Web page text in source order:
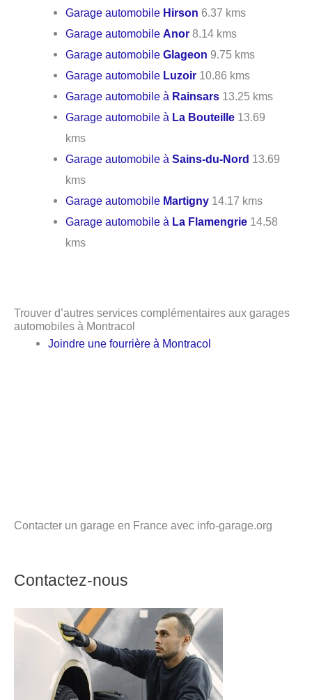
Garage automobile Hirson 6.37 kms
Garage automobileAnor 8.14 kms
Garage automobileGlageon 9.75 kms
Garage automobile Luzoir 10.86 kms
Garage automobile à Rainsars 13.25 kms
Garage automobile à La Bouteille 13.69
kms
Garage automobile àSains-du-Nord 13.69
kms
Garage automobile Martigny 14.17 kms
Garage automobile à La Flamengrie 14.58
kms
Trouver d’autres services complémentaires aux garages
automobiles à Montracol
Joindre une fourrière à Montracol
Contacter un garage en France avec info-garage.org
Contactez-nous